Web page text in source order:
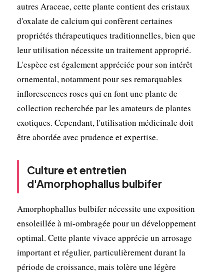
autres Araceae, cette plante contient des cristaux
d'oxalate de calcium qui confèrent certaines
propriétés thérapeutiques traditionnelles, bien que
leur utilisation nécessite un traitement approprié.
L'espèce est également appréciée pour son intérêt
ornemental, notamment pour ses remarquables
inflorescences roses qui en font une plante de
collection recherchée par les amateurs de plantes
exotiques. Cependant, l'utilisation médicinale doit
être abordée avec prudence et expertise.
Culture et entretien
d'Amorphophallus bulbifer
Amorphophallus bulbifer nécessite une exposition
ensoleillée à mi-ombragée pour un développement
optimal. Cette plante vivace apprécie un arrosage
important et régulier, particulièrement durant la
période de croissance, mais tolère une légère